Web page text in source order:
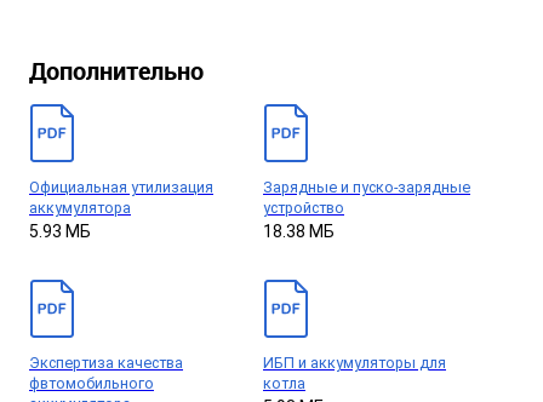
Дополнительно
Официальная утилизация
аккумулятора
5.93 МБ
Зарядные и пуско-зарядные
устройство
18.38 МБ
Экспертиза качества
фвтомобильного
ИБП и аккумуляторы для
котла